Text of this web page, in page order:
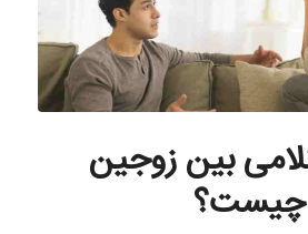
بین زوجین
چیست؟